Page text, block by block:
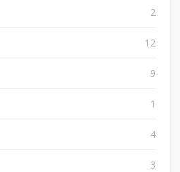
2
12
9
1
4
3